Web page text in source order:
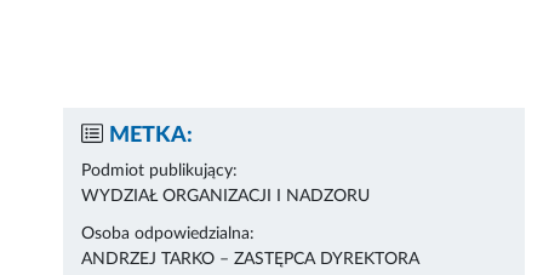
METKA:
Podmiot publikujący:
WYDZIAŁ ORGANIZACJI I NADZORU
Osoba odpowiedzialna:
ANDRZEJ TARKO – ZASTĘPCA DYREKTORA